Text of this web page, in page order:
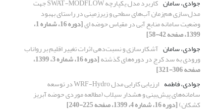
جوادی، سامان
کاربرد مدل یکپارچه SWAT-MODFLOW جهت
مدل‌سازی هم‌زمان آب‌های سطحی و زیرزمینی در راستای بهبود
وضعیت سامانه منابع آبی در مقیاس حوضه ای [دوره 16، شماره 1،
1399، صفحه 42-58]
جوادی، سامان آشکارسازی و نسبت‌دهی اثرات تغییر اقلیم بر رواناب
ورودی به سد کرج در دوره‌های گذشته [دوره 16، شماره 3، 1399،
صفحه 306-321]
جوادی، فاطمه
ارزیابی کارایی مدل WRF-Hydro در توسعه
سامانه‌های پیش‌بینی و هشدار سیلاب (مطالعه موردی حوضه آبریز
کشکان)[دوره 16، شماره 4، 1399، صفحه 225-240]